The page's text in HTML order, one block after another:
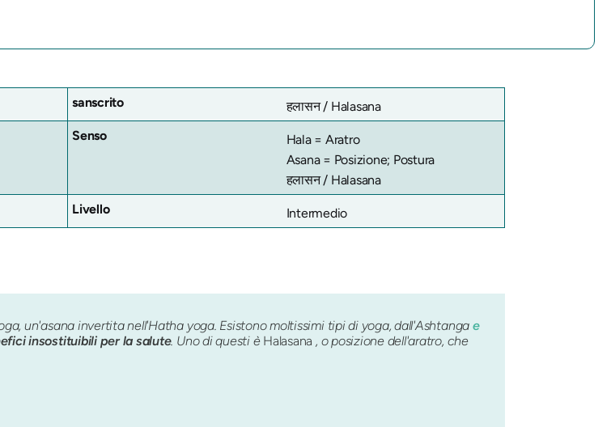
sanscrito
हलासन / Halasana
Senso
Hala = Aratro
Asana = Posizione; Postura
हलासन / Halasana
Livello Intermedio
un'asana invertita nell'Hatha yoga. Esistono moltissimi tipi di yoga, dall'Ashtanga e
insostituibili per la salute. Uno di questi è Halasana , o posizione dell'aratro, che